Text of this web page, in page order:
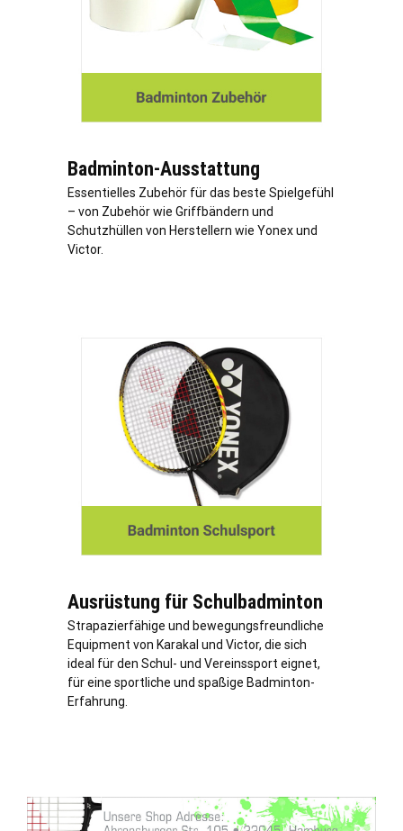
Badminton-Ausstattung
Essentielles Zubehör für das beste Spielgefühl
– von Zubehör wie Griffbändern und
Schutzhüllen von Herstellern wie Yonex und
Victor.
Ausrüstung für Schulbadminton
Strapazierfähige und bewegungsfreundliche
Equipment von Karakal und Victor, die sich
ideal für den Schul- und Vereinssport eignet,
für eine sportliche und spaßige Badminton-
Erfahrung.